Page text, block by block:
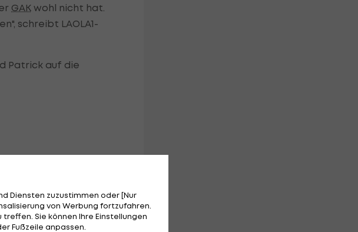
GAK wohl nicht hat.
schreibt LAOLA1-
Patrick auf die
Diensten zuzustimmen oder [Nur
von Werbung fortzufahren.
Sie können Ihre Einstellungen
Fußzeile anpassen.